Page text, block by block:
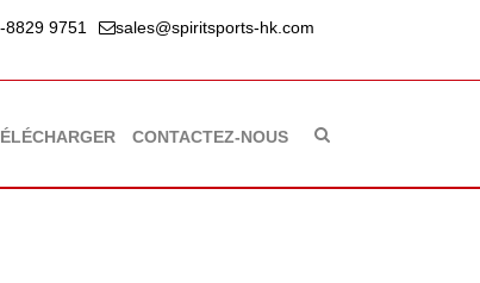
9751 sales@spiritsports-hk.com
CONTACTEZ-NOUS